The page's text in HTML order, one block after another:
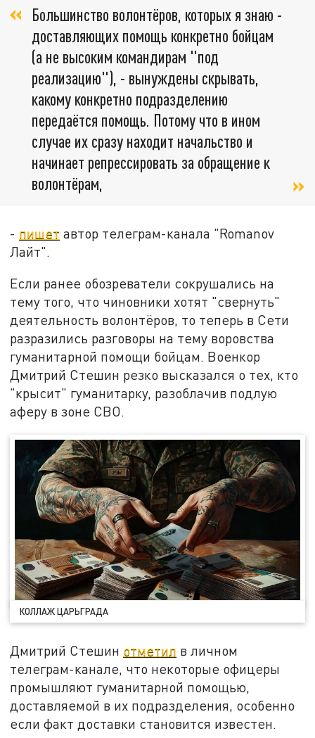
Большинство волонтёров, которых я знаю -
доставляющих помощь конкретно бойцам
(а не высоким командирам "под
реализацию"), - вынуждены скрывать,
какому конкретно подразделению
передаётся помощь. Потому что в ином
случае их сразу находит начальство и
начинает репрессировать за обращение к
волонтёрам,
- пишет автор телеграм-канала "Romanov
Лайт".
Если ранее обозреватели сокрушались на
тему того, что чиновники хотят "свернуть"
деятельность волонтёров, то теперь в Сети
разразились разговоры на тему воровства
гуманитарной помощи бойцам. Военкор
Дмитрий Стешин резко высказался о тех, кто
"крысит" гуманитарку, разоблачив подлую
аферу в зоне СВО.
КОЛЛАЖ ЦАРЬГРАДА
Дмитрий Стешин отметил в личном
телеграм-канале, что некоторые офицеры
промышляют гуманитарной помощью,
доставляемой в их подразделения, особенно
если факт доставки становится известен.